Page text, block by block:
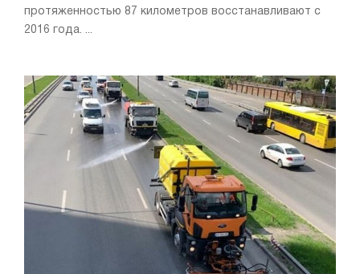
протяженностью 87 километров восстанавливают с
2016 года. ...